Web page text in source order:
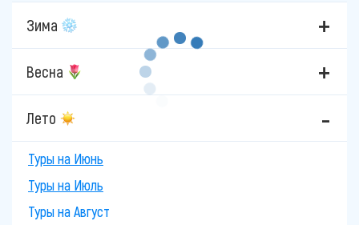
Зима
Весна
Лето
Туры на Июнь
Туры на Июль
Туры на Август